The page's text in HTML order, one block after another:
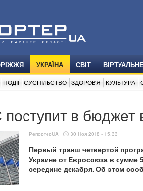
УКРАЇНА СВІТ
ПОДІЇ СУСПІЛЬСТВО ЗДОРОВ'Я КУЛЬТУРА
в бюджет
РепортерUA 30 Ноя 2018 - 15:33
Первый транш четвертой
Украине от Евросоюза в сумме
середине декабря. Об этом